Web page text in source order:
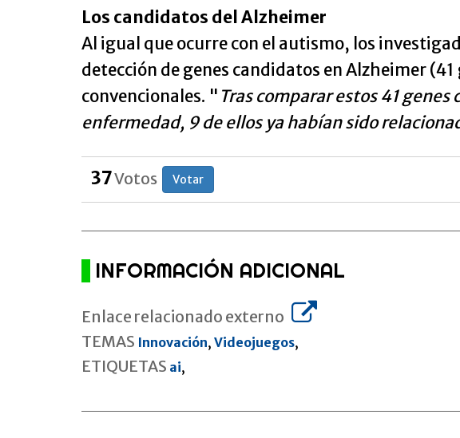
Los candidatos del Alzheimer
Al igual que ocurre con el autismo, los
detección de genes candidatos en Alzheimer
convencionales. " Tras comparar estos 41
enfermedad, 9 de ellos ya habían sido
37Votos Votar
INFORMACIÓN ADICIONAL
Enlace relacionado externo
TEMAS Innovación, Videojuegos,
ETIQUETAS ai,